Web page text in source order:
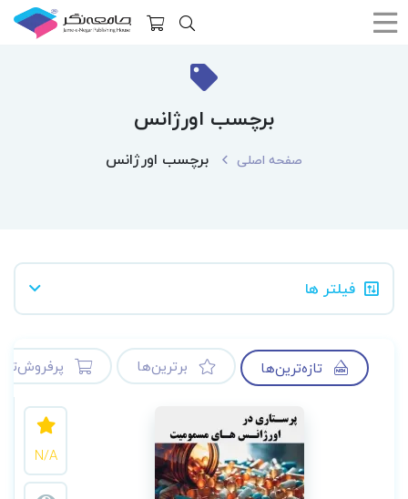
برچسب اورژانس
صفحه اصلی برچسب اورژانس
فیلتر ها
تازه‌ترین‌ها برترین‌ها
N/A